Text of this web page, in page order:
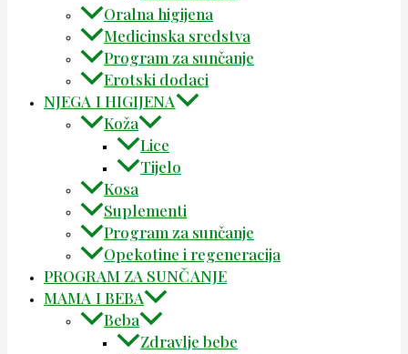
Oralna higijena
Medicinska sredstva
Program za sunčanje
Erotski dodaci
NJEGA I HIGIJENA
Koža
Lice
Tijelo
Kosa
Suplementi
Program za sunčanje
Opekotine i regeneracija
PROGRAM ZA SUNČANJE
MAMA I BEBA
Beba
Zdravlje bebe